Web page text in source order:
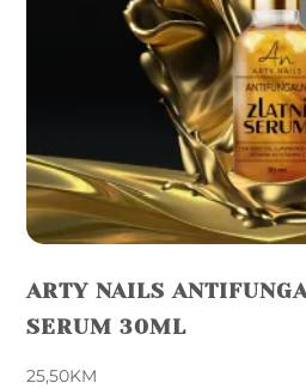
ARTY NAILS
SERUM 30ML
25,50KM